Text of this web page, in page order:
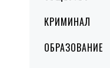
КРИМИНАЛ
ОБРАЗОВАНИЕ